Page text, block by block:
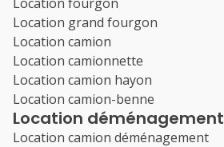
Location grand fourgon
Location camion
Location camionnette
Location camion hayon
Location camion-benne
Location déménagement
Location camion déménagement